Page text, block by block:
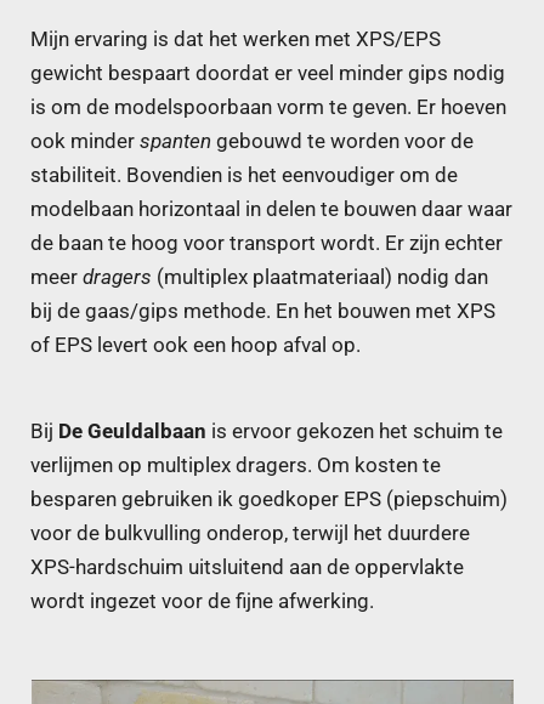
Mijn ervaring is dat het werken met XPS/EPS
gewicht bespaart doordat er veel minder gips nodig
is om de modelspoorbaan vorm te geven. Er hoeven
ook minder spanten gebouwd te worden voor de
stabiliteit. Bovendien is het eenvoudiger om de
modelbaan horizontaal in delen te bouwen daar waar
de baan te hoog voor transport wordt. Er zijn echter
meer dragers (multiplex plaatmateriaal) nodig dan
bij de gaas/gips methode. En het bouwen met XPS
of EPS levert ook een hoop afval op.
Bij De Geuldalbaan is ervoor gekozen het schuim te
verlijmen op multiplex dragers. Om kosten te
besparen gebruiken ik goedkoper EPS (piepschuim)
voor de bulkvulling onderop, terwijl het duurdere
XPS-hardschuim uitsluitend aan de oppervlakte
wordt ingezet voor de fijne afwerking.